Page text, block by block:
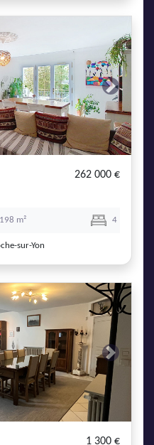
Next
262 000 €
198 m² 4
sur-Yon
Next
1 300 €